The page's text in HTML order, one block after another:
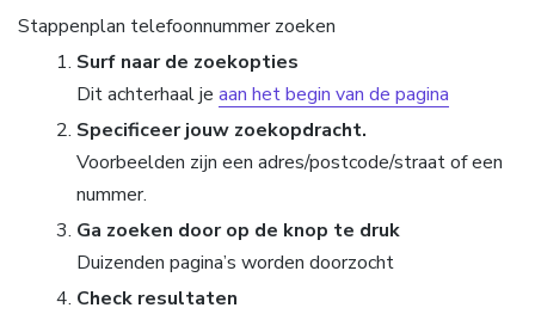
Stappenplan telefoonnummer zoeken
Surf naar de zoekopties
Dit achterhaal je aan het begin van de pagina
Specificeer jouw zoekopdracht.
Voorbeelden zijn een adres/postcode/straat of een
nummer.
Ga zoeken door op de knop te druk
Duizenden pagina’s worden doorzocht
Check resultaten